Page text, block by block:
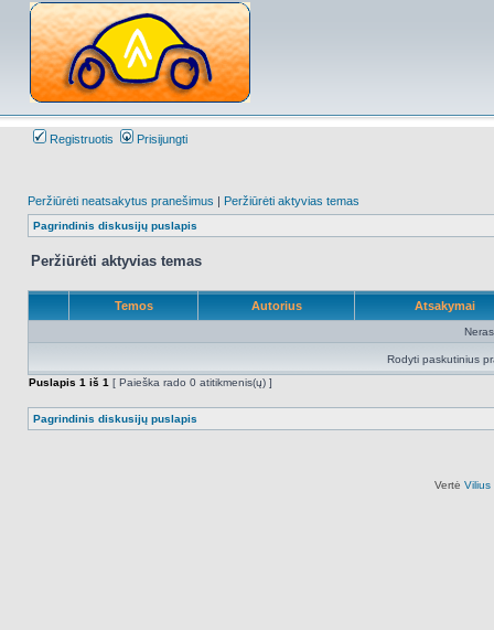
Registruotis Prisijungti
Peržiūrėti neatsakytus pranešimus | Peržiūrėti aktyvias temas
Pagrindinis diskusijų puslapis
Peržiūrėti aktyvias temas
Temos Autorius Atsakymai
Rodyti paskutinius
Puslapis 1 iš 1 [ Paieška rado 0 atitikmenis(ų) ]
Pagrindinis diskusijų puslapis
Vertė Vilius